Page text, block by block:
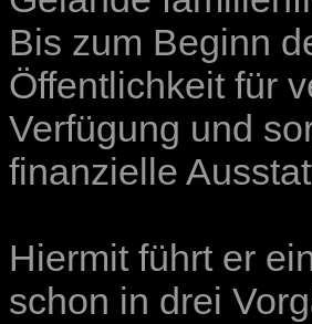
Bis zum Beginn
Öffentlichkeit für
Verfügung und
finanzielle
Hiermit führt er
schon in drei